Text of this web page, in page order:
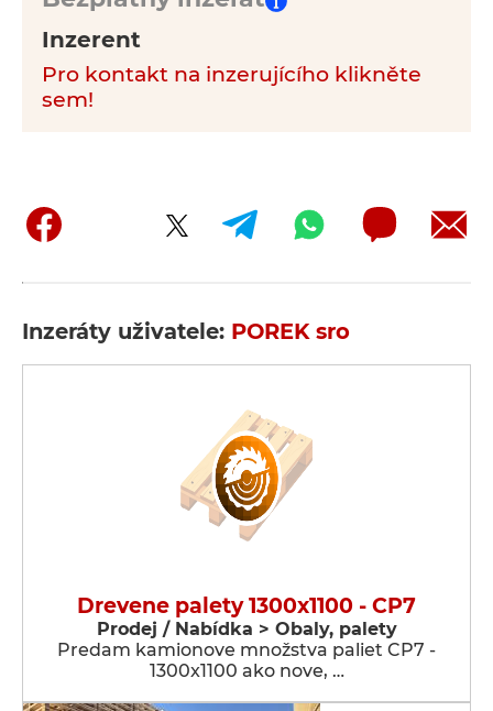
Inzerent
Pro kontakt na inzerujícího klikněte
sem!
Inzeráty uživatele: POREK sro
Drevene palety 1300x1100 - CP7
Prodej / Nabídka > Obaly, palety
Predam kamionove množstva paliet CP7 -
1300x1100 ako nove, …